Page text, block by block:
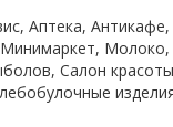
Аптека,
Салон